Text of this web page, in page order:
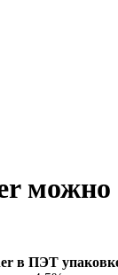
в ПЭТ